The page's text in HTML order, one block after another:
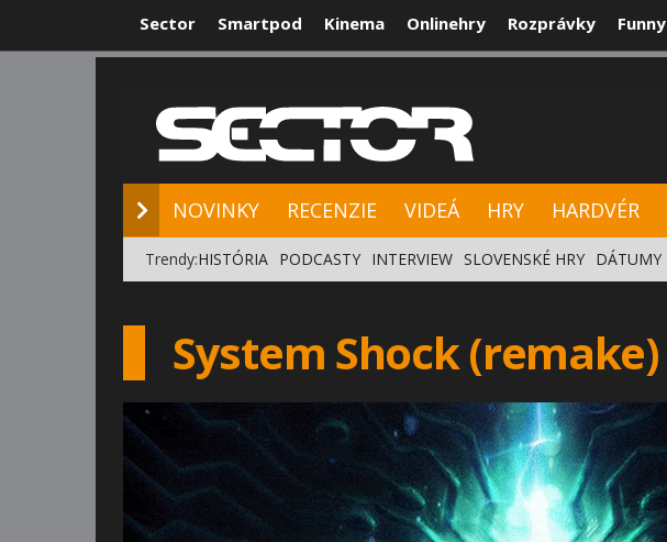
Sector Smartpod Kinema Onlinehry Rozprávky Funny
NOVINKY RECENZIE VIDEÁ HRY HARDVÉR
Trendy:HISTÓRIA PODCASTY INTERVIEW SLOVENSKÉ HRY DÁTUMY
System Shock (remake)